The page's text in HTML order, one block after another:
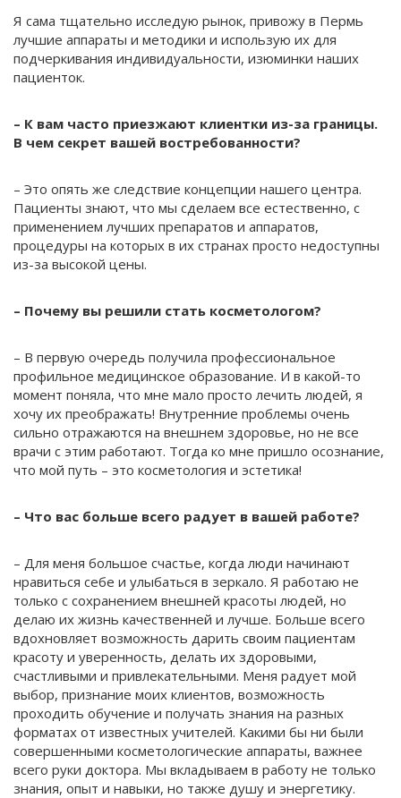
Я сама тщательно исследую рынок, привожу в Пермь
лучшие аппараты и методики и использую их для
подчеркивания индивидуальности, изюминки наших
пациенток.
– К вам часто приезжают клиентки из-за границы.
В чем секрет вашей востребованности?
– Это опять же следствие концепции нашего центра.
Пациенты знают, что мы сделаем все естественно, с
применением лучших препаратов и аппаратов,
процедуры на которых в их странах просто недоступны
из-за высокой цены.
– Почему вы решили стать косметологом?
– В первую очередь получила профессиональное
профильное медицинское образование. И в какой-то
момент поняла, что мне мало просто лечить людей, я
хочу их преображать! Внутренние проблемы очень
сильно отражаются на внешнем здоровье, но не все
врачи с этим работают. Тогда ко мне пришло осознание,
что мой путь – это косметология и эстетика!
– Что вас больше всего радует в вашей работе?
– Для меня большое счастье, когда люди начинают
нравиться себе и улыбаться в зеркало. Я работаю не
только с сохранением внешней красоты людей, но
делаю их жизнь качественней и лучше. Больше всего
вдохновляет возможность дарить своим пациентам
красоту и уверенность, делать их здоровыми,
счастливыми и привлекательными. Меня радует мой
выбор, признание моих клиентов, возможность
проходить обучение и получать знания на разных
форматах от известных учителей. Какими бы ни были
совершенными косметологические аппараты, важнее
всего руки доктора. Мы вкладываем в работу не только
знания, опыт и навыки, но также душу и энергетику.